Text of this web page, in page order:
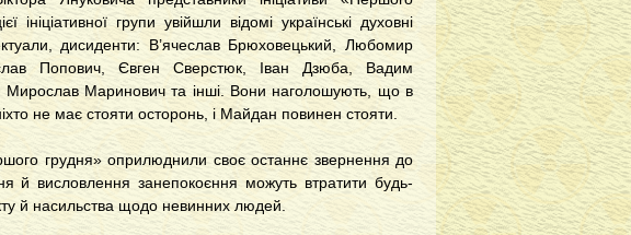
ініціативної групи увійшли відомі українські духовні
дисиденти: В’ячеслав Брюховецький, Любомир
Попович, Євген Сверстюк, Іван Дзюба, Вадим
Мирослав Маринович та інші. Вони наголошують, що в
не має стояти осторонь, і Майдан повинен стояти.
грудня» оприлюднили своє останнє звернення до
й висловлення занепокоєння можуть втратити будь-
й насильства щодо невинних людей.